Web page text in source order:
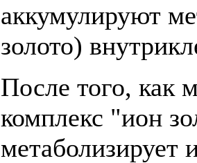
аккумулируют
золото)
После того, как
комплекс "ион
метаболизирует